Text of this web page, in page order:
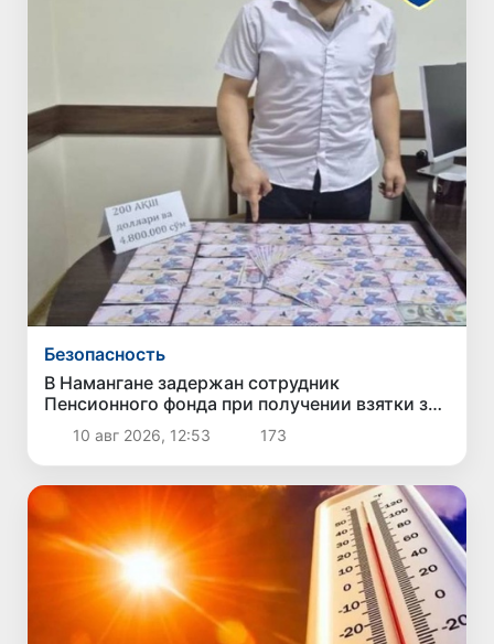
Безопасность
В Намангане задержан сотрудник
Пенсионного фонда при получении взятки за
обещание оформить пенсию и увеличить
выплаты
10 авг 2026, 12:53 173